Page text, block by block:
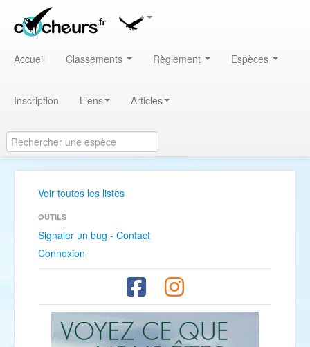
Accueil Classements Règlement Espèces
Inscription Liens Articles
Voir toutes les listes
OUTILS
Signaler un bug - Contact
Connexion